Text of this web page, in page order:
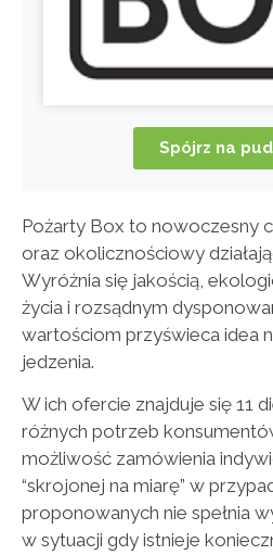
Spójrz na
Pożarty Box to nowoczesny
oraz okolicznościowy
Wyróżnia się jakością,
życia i rozsądnym
wartościom przyświeca idea
jedzenia.
W ich ofercie znajduje się 11
różnych potrzeb
możliwość zamówienia
“skrojonej na miarę” w
proponowanych nie spełnia
w sytuacji gdy istnieje